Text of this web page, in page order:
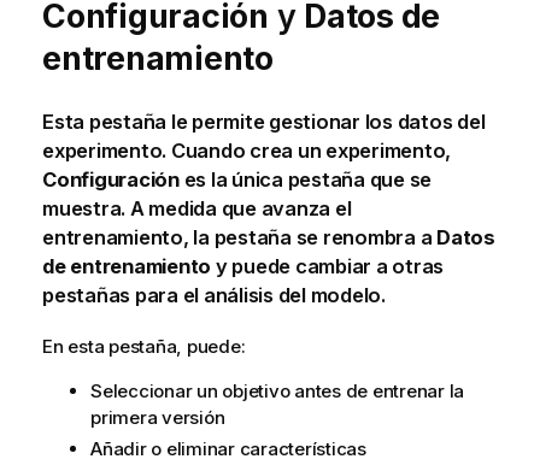
Configuración y Datos de
entrenamiento
Esta pestaña le permite gestionar los datos del
experimento. Cuando crea un experimento,
Configuraciónes la única pestaña que se
muestra. A medida que avanza el
entrenamiento, la pestaña se renombra a Datos
de entrenamiento y puede cambiar a otras
pestañas para el análisis del modelo.
En esta pestaña, puede:
Seleccionar un objetivoantes de entrenar la
primera versión
Añadir o eliminar características